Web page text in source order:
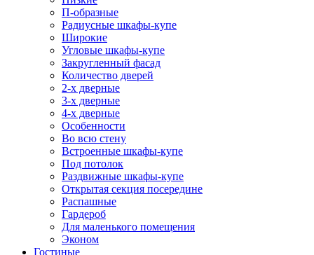
П-образные
Радиусные шкафы-купе
Широкие
Угловые шкафы-купе
Закругленный фасад
Количество дверей
2-х дверные
3-х дверные
4-х дверные
Особенности
Во всю стену
Встроенные шкафы-купе
Под потолок
Раздвижные шкафы-купе
Открытая секция посередине
Распашные
Гардероб
Для маленького помещения
Эконом
Гостиные